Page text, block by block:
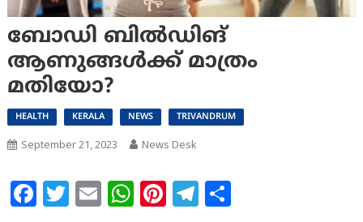
ബോഡി ബില്‍ഡിങ്
ആണുങ്ങള്‍ക്ക് മാത്രം
മതിയോ?
HEALTH KERALA NEWS TRIVANDRUM
September 21, 2023 News Desk
Facebook
Twitter
EmailWhatsApp
Pinterest
Telegram
Share